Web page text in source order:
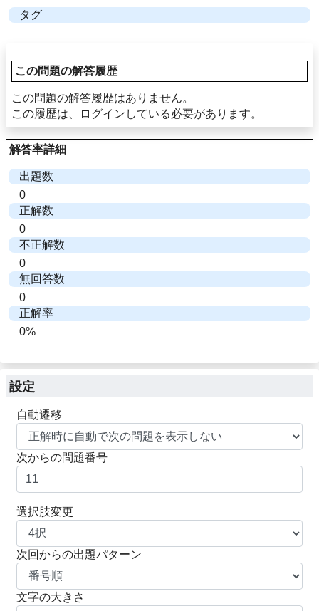
タグ
この問題の解答履歴
この問題の解答履歴はありません。
この履歴は、ログインしている必要があります。
解答率詳細
出題数
0
正解数
0
不正解数
0
無回答数
0
正解率
0%
設定
自動遷移
次からの問題番号
選択肢変更
次回からの出題パターン
文字の大きさ